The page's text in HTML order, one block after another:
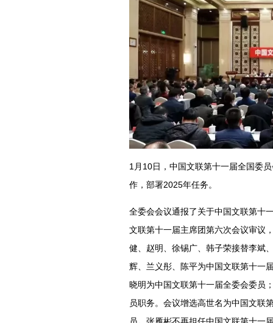
1月10日，中国文联第十一届全国委
作，部署2025年任务。
全委会会议通报了关于中国文联第十
文联第十一届主席团第六次会议审议
健、赵明、徐锡广、韩子荣接替李斌
辉、兰义彤、陈平为中国文联第十一
晓明为中国文联第十一届全委会委员
员职务。会议增选高世名为中国文联
员。张雁彬不再担任中国文联第十一